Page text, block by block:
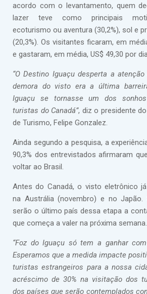
acordo com o levantamento, quem
lazer teve como principais
ecoturismo ou aventura (30,2%), sol e
(20,3%). Os visitantes ficaram, em
e gastaram, em média, US$ 49,30 por
“O Destino Iguaçu desperta a
demora do visto era a última
Iguaçu se tornasse um dos
turistas do Canadá”, diz o presidente
de Turismo, Felipe Gonzalez.
Ainda segundo a pesquisa, a
90,3% dos entrevistados afirmaram
voltar ao Brasil.
Antes do Canadá, o visto eletrônico
na Austrália (novembro) e no Japão.
serão o último país dessa etapa a
que começa a valer na próxima semana.
“Foz do Iguaçu só tem a ganhar
Esperamos que a medida impacte
turistas estrangeiros para a nossa
acréscimo de 30% na visitação dos
dos países que serão contemplados